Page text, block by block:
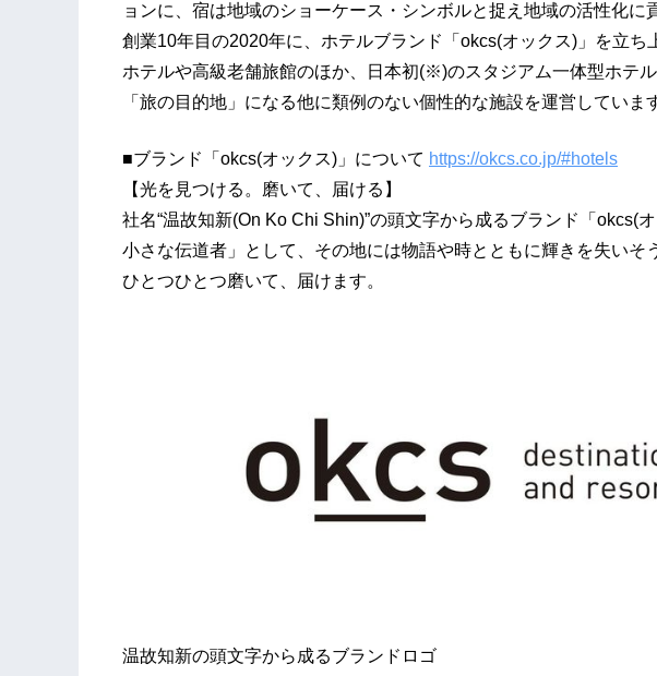
ョンに、宿は地域のショーケース・シンボルと捉え地域の活性化に
創業10年目の2020年に、ホテルブランド「okcs(オックス)」を立ち
ホテルや高級老舗旅館のほか、日本初(※)のスタジアム一体型ホテル
「旅の目的地」になる他に類例のない個性的な施設を運営してい
■ブランド「okcs(オックス)」について https://okcs.co.jp/#hotels
【光を見つける。磨いて、届ける】
社名“温故知新(On Ko Chi Shin)”の頭文字から成るブランド「okcs(
小さな伝道者」として、その地には物語や時とともに輝きを失いそ
ひとつひとつ磨いて、届けます。
温故知新の頭文字から成るブランドロゴ